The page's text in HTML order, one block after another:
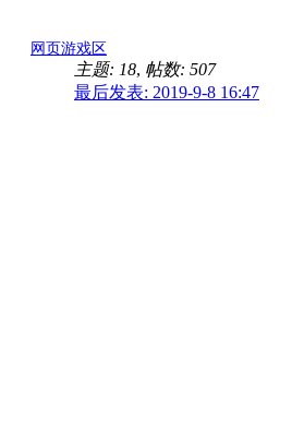
网页游戏区
主题: 18, 帖数: 507
最后发表: 2019-9-8 16:47